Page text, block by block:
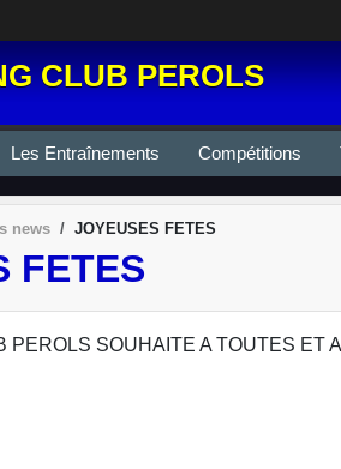
CLUB PEROLS
Les Entraînements Compétitions
news JOYEUSES FETES
FETES
PEROLS SOUHAITE A TOUTES